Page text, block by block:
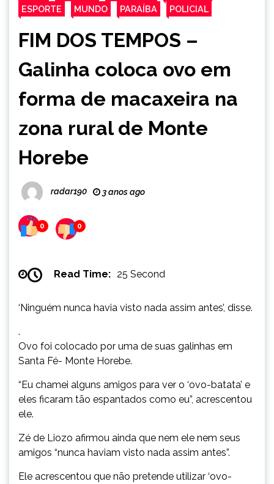
ESPORTE
MUNDO PARAÍBA POLICIAL
FIM DOS TEMPOS –
Galinha coloca ovo em
forma de macaxeira na
zona rural de Monte
Horebe
radar190 3 anos ago
0 0
Read Time: 25 Second
‘Ninguém nunca havia visto nada assim antes’, disse.
.
Ovo foi colocado por uma de suas galinhas em
Santa Fé- Monte Horebe.
“Eu chamei alguns amigos para ver o ‘ovo-batata’ e
eles ficaram tão espantados como eu”, acrescentou
ele.
Zé de Liozo afirmou ainda que nem ele nem seus
amigos “nunca haviam visto nada assim antes”.
Ele acrescentou que não pretende utilizar ‘ovo-